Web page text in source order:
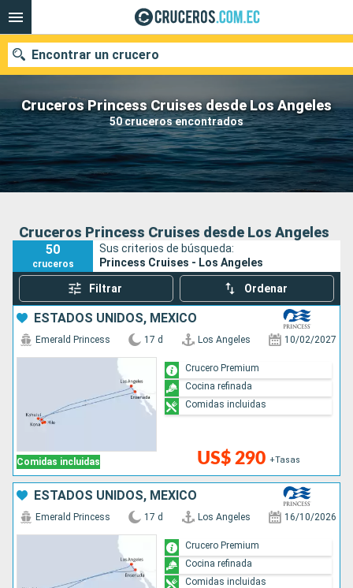
Cruceros Princess Cruises desde Los Angeles
50 cruceros encontrados
Encontrar un crucero
Nuestros destinos
Fecha de salida
Buscar
Cruceros Princess Cruises desde Los Angeles
50
cruceros
Sus criterios de búsqueda:
Princess Cruises - Los Angeles
Filtrar Ordenar
ESTADOS UNIDOS, MÉXICO
Comidas incluidas
Emerald Princess 17 d Los Angeles 10/02/2027
US$ 290 +Tasas
Crucero Premium
Cocina refinada
Comidas incluidas
ESTADOS UNIDOS, MÉXICO
Emerald Princess 17 d Los Angeles 16/10/2026
Crucero Premium
Cocina refinada
Comidas incluidas